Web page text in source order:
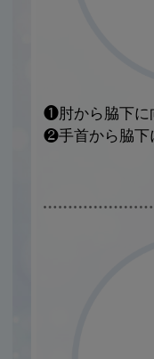
❶肘から脇下に
❷手首から脇下